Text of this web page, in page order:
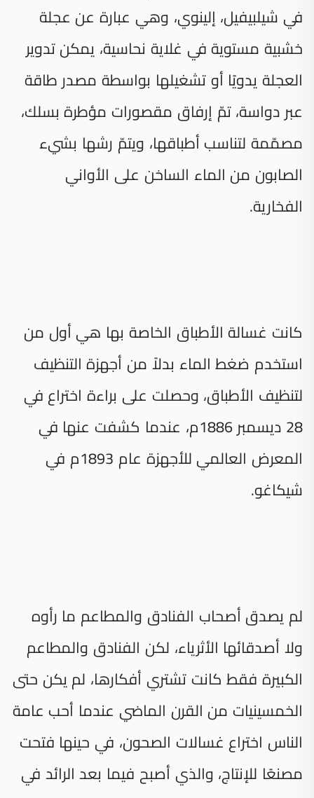
في شيلبيفيل، إلينوي، وهي عبارة عن عجلة
خشبية مستوية في غلاية نحاسية، يمكن تدوير
العجلة يدويًا أو تشغيلها بواسطة مصدر طاقة
عبر دواسة، تمّ إرفاق مقصورات مؤطرة بسلك،
مصمّمة لتناسب أطباقها، ويتمّ رشها بشيء
الصابون من الماء الساخن على الأواني
الفخارية.
كانت غسالة الأطباق الخاصة بها هي أول من
استخدم ضغط الماء بدلاً من أجهزة التنظيف
لتنظيف الأطباق، وحصلت على براءة اختراع في
28 ديسمبر 1886م، عندما كشفت عنها في
المعرض العالمي للأجهزة عام 1893م في
شيكاغو.
لم يصدق أصحاب الفنادق والمطاعم ما رأوه
ولا أصدقائها الأثرياء، لكن الفنادق والمطاعم
الكبيرة فقط كانت تشتري أفكارها، لم يكن حتى
الخمسينيات من القرن الماضي عندما أحب عامة
الناس اختراع غسالات الصحون، في حينها فتحت
مصنعًا للإنتاج، والذي أصبح فيما بعد الرائد في